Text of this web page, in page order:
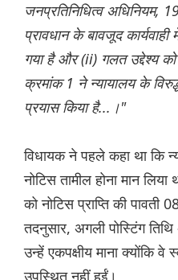
जनप्रतिनिधित्व अधिनियम,
प्रावधान के बावजूद
गया है और (ii) गलत उद्देश्य को
क्रमांक 1 ने न्यायालय के
प्रयास किया है...।"
विधायक ने पहले कहा था कि
नोटिस तामील होना मान लिया
को नोटिस प्राप्ति की पावती
तदनुसार, अगली पोस्टिंग
उन्हें एकपक्षीय माना क्योंकि